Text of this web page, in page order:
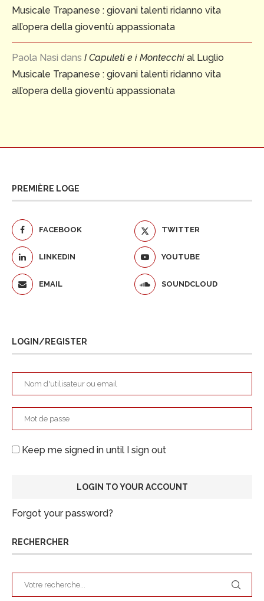
Musicale Trapanese : giovani talenti ridanno vita
all’opera della gioventù appassionata
Paola Nasi dans I Capuleti e i Montecchi al Luglio
Musicale Trapanese : giovani talenti ridanno vita
all’opera della gioventù appassionata
PREMIÈRE LOGE
FACEBOOK TWITTER
LINKEDIN YOUTUBE
EMAIL SOUNDCLOUD
LOGIN/REGISTER
Keep me signed in until I sign out
Forgot your password?
RECHERCHER